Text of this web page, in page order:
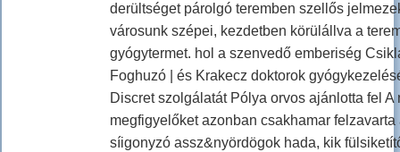
derültséget párolgó teremben szellős
városunk szépei, kezdetben körülállva a
gyógytermet. hol a szenvedő emberiség
Foghuzó | és Krakecz doktorok
Discret szolgálatát Pólya orvos ajánlotta fel A
megfigyelőket azonban csakhamar
síigonyzó assz&nyördögok hada, kik